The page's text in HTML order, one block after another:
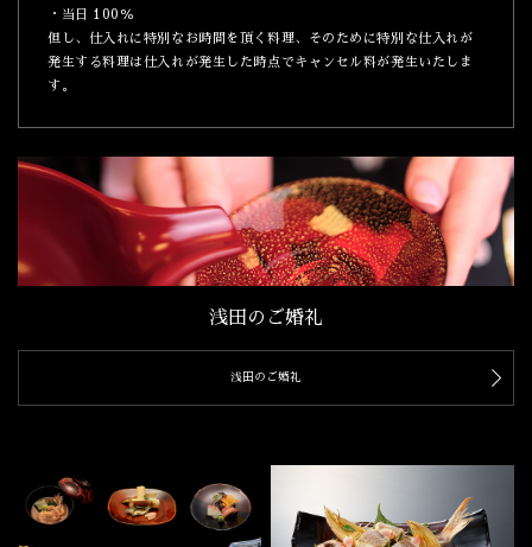
・当日 100％
但し、仕入れに特別なお時間を頂く料理、そのために特別な仕入れが
発生する料理は仕入れが発生した時点でキャンセル料が発生いたしま
す。
浅田のご婚礼
浅田のご婚礼